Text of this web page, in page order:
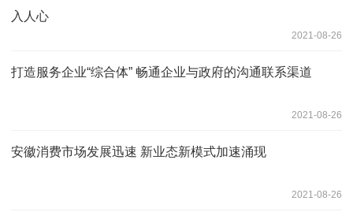
入人心
2021-08-26
打造服务企业“综合体” 畅通企业与政府的沟通联系渠道
2021-08-26
安徽消费市场发展迅速 新业态新模式加速涌现
2021-08-26